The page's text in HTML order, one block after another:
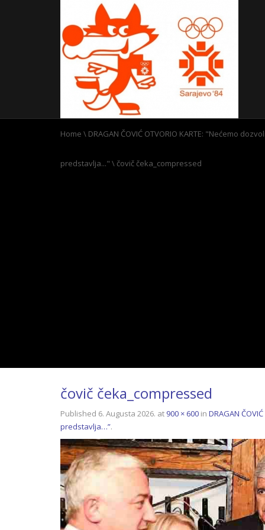
Home \ DRAGAN ČOVIĆ OTVORIO KARTE: "Nećemo
predstavlja..." \čovič čeka_compressed
čovič čeka_compressed
Published 6. Augusta 2026. at 900 × 600 in DRAGAN
predstavlja…”.